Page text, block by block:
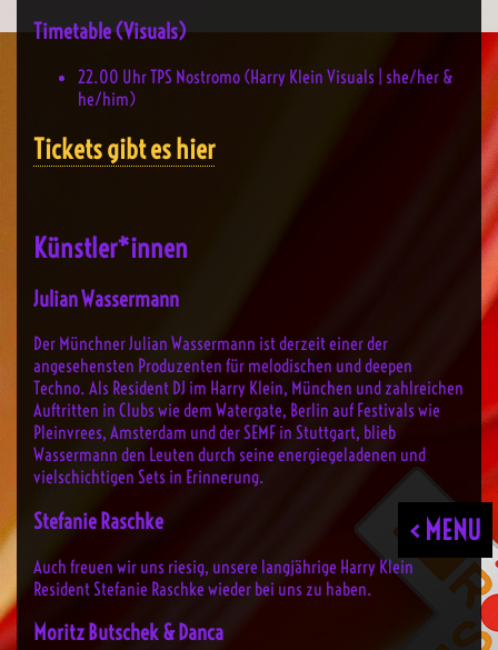
< MENU
Timetable (Visuals)
22.00 Uhr TPS Nostromo (Harry Klein Visuals | she/her &
he/him)
Tickets gibt es hier
Künstler*innen
Julian Wassermann
Der Münchner Julian Wassermann ist derzeit einer der
angesehensten Produzenten für melodischen und deepen
Techno. Als Resident DJ im Harry Klein, München und zahlreichen
Auftritten in Clubs wie dem Watergate, Berlin auf Festivals wie
Pleinvrees, Amsterdam und der SEMF in Stuttgart, blieb
Wassermann den Leuten durch seine energiegeladenen und
vielschichtigen Sets in Erinnerung.
Stefanie Raschke
Auch freuen wir uns riesig, unsere langjährige Harry Klein
Resident Stefanie Raschke wieder bei uns zu haben.
Moritz Butschek & Danca